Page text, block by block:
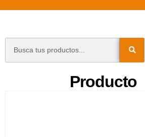
Producto